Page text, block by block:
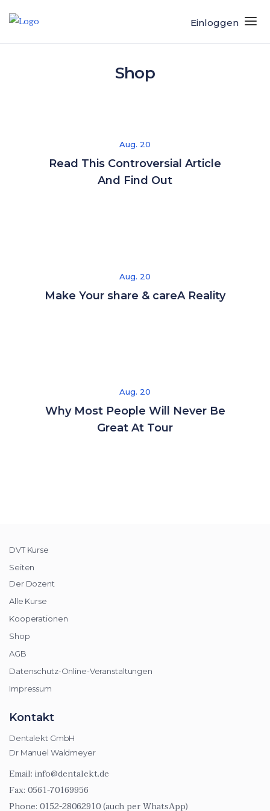
Einloggen
Shop
Aug. 20
Read This Controversial Article
And Find Out
Aug. 20
Make Your share & careA Reality
Aug. 20
Why Most People Will Never Be
Great At Tour
DVT Kurse
Seiten
Der Dozent
Alle Kurse
Kooperationen
Shop
AGB
Datenschutz-Online-Veranstaltungen
Impressum
Kontakt
Dentalekt GmbH
Dr Manuel Waldmeyer
Email: info@dentalekt.de
Fax: 0561-70169956
Phone: 0152-28062910 (auch per WhatsApp)